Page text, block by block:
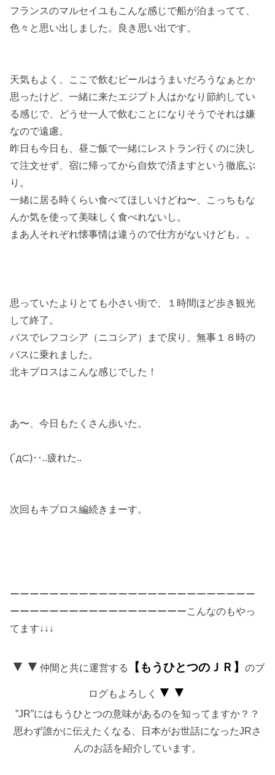
フランスのマルセイユもこんな感じで船が泊まってて、
色々と思い出しました。良き思い出です。
天気もよく、ここで飲むビールはうまいだろうなぁとか
思ったけど、一緒に来たエジプト人はかなり節約してい
る感じで、どうせ一人で飲むことになりそうでそれは嫌
なので遠慮。
昨日も今日も、昼ご飯で一緒にレストラン行くのに決し
て注文せず、宿に帰ってから自炊で済ますという徹底ぶ
り。
一緒に居る時くらい食べてほしいけどね〜、こっちもな
んか気を使って美味しく食べれないし。
まあ人それぞれ懐事情は違うので仕方がないけども。。
思っていたよりとても小さい街で、１時間ほど歩き観光
して終了。
バスでレフコシア（ニコシア）まで戻り、無事１８時の
バスに乗れました。
北キプロスはこんな感じでした！
あ〜、今日もたくさん歩いた。
(´д⊂)‥..疲れた..
次回もキプロス編続きまーす。
ーーーーーーーーーーーーーーーーーーーーーーーーー
ーーーーーーーーーーーーーーーーーーこんなのもやっ
てます↓↓↓
▼▼ 仲間と共に運営する 【もうひとつのＪＲ】 のブ
ログもよろしく ▼▼
”JR”にはもうひとつの意味があるのを知ってますか？？
思わず誰かに伝えたくなる、日本がお世話になったJRさ
んのお話を紹介しています。